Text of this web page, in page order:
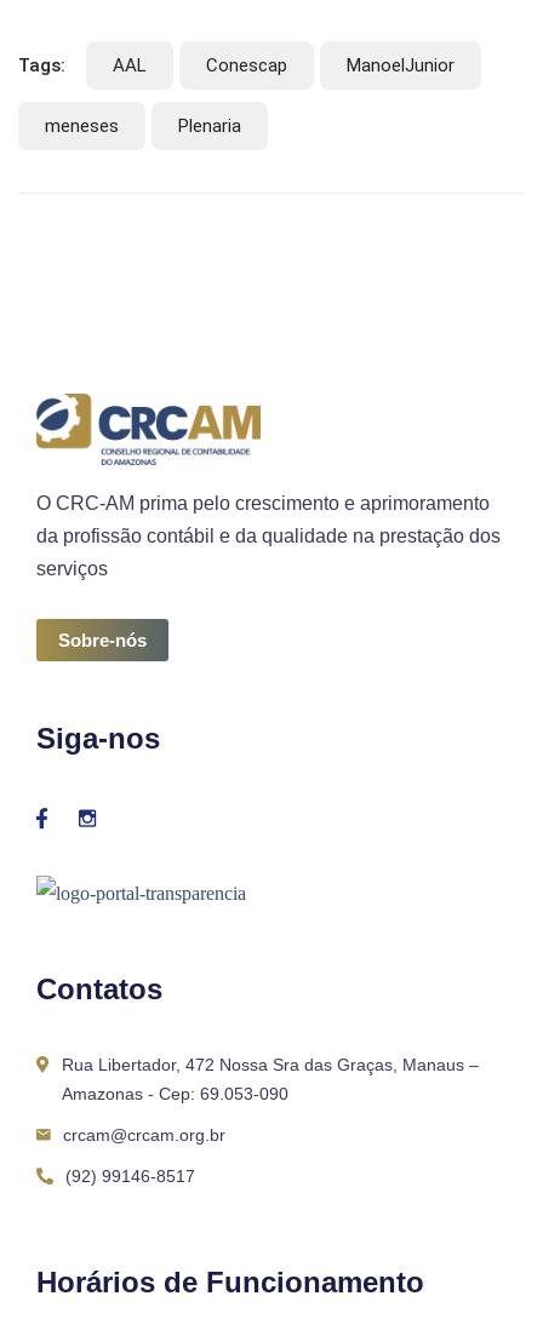
Tags: AAL Conescap ManoelJunior
meneses Plenaria
O CRC-AM prima pelo crescimento e aprimoramento
da profissão contábil e da qualidade na prestação dos
serviços
Sobre-nós
Siga-nos
Contatos
Rua Libertador, 472 Nossa Sra das Graças, Manaus –
Amazonas - Cep: 69.053-090
crcam@crcam.org.br
(92) 99146-8517
Horários de Funcionamento